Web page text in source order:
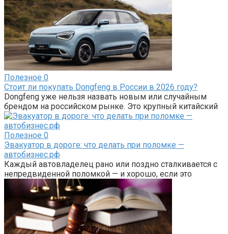
Полезное 0
Стоит ли покупать Dongfeng в России в 2026 году?
Dongfeng уже нельзя назвать новым или случайным
брендом на российском рынке. Это крупный китайский
Полезное 0
Эвакуатор в дороге: что делать при поломке —
автобизнес.рф
Каждый автовладелец рано или поздно сталкивается с
непредвиденной поломкой — и хорошо, если это